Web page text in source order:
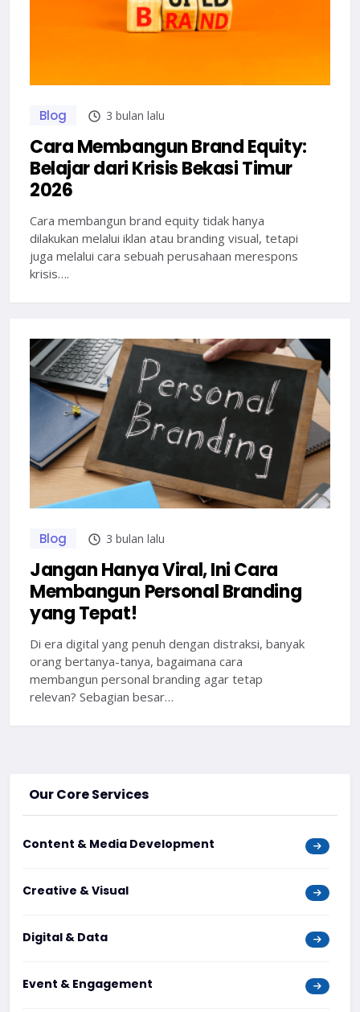
Blog 3 bulan lalu
Cara Membangun Brand Equity:
Belajar dari Krisis Bekasi Timur
2026
Cara membangun brand equity tidak hanya
dilakukan melalui iklan atau branding visual, tetapi
juga melalui cara sebuah perusahaan merespons
krisis….
Blog 3 bulan lalu
Jangan Hanya Viral, Ini Cara
Membangun Personal Branding
yang Tepat!
Di era digital yang penuh dengan distraksi, banyak
orang bertanya-tanya, bagaimana cara
membangun personal branding agar tetap
relevan? Sebagian besar…
Our Core Services
Content & Media Development
Creative & Visual
Digital & Data
Event & Engagement